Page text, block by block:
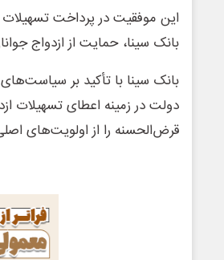
این موفقیت در پرداخت
بانک سینا، حمایت از ازدواج
بانک سینا با تأکید بر
دولت در زمینه اعطای تسهیلات
قرض‌الحسنه را از اولویت‌های